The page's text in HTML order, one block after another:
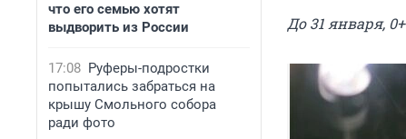
что его семью хотят
выдворить из России
17:08 Руферы-подростки
попытались забраться на
крышу Смольного собора
ради фото
До 31 января, 0+